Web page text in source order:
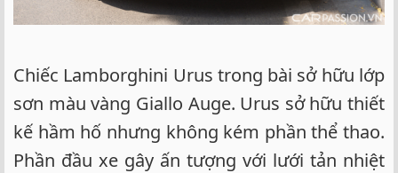
Chiếc Lamborghini Urus trong bài sở hữu lớp
sơn màu vàng Giallo Auge. Urus sở hữu thiết
kế hầm hố nhưng không kém phần thể thao.
Phần đầu xe gây ấn tượng với lưới tản nhiệt